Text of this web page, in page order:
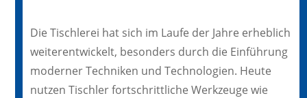
Die Tischlerei hat sich im Laufe der Jahre erheblich
weiterentwickelt, besonders durch die Einführung
moderner Techniken und Technologien. Heute
nutzen Tischler fortschrittliche Werkzeuge wie